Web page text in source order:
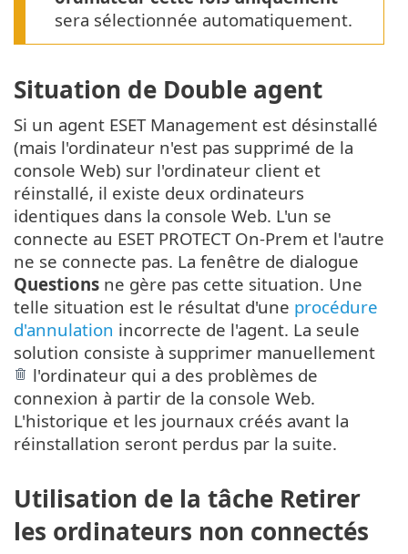
sera sélectionnée automatiquement.
Situation de Double agent
Si un agent ESET Management est désinstallé
(mais l'ordinateur n'est pas supprimé de la
console Web) sur l'ordinateur client et
réinstallé, il existe deux ordinateurs
identiques dans la console Web. L'un se
connecte au ESET PROTECT On-Prem et l'autre
ne se connecte pas. La fenêtre de dialogue
Questions ne gère pas cette situation. Une
telle situation est le résultat d'une procédure
d'annulation incorrecte de l'agent. La seule
solution consiste à supprimer manuellement
l'ordinateur qui a des problèmes de
connexion à partir de la console Web.
L'historique et les journaux créés avant la
réinstallation seront perdus par la suite.
Utilisation de la tâche Retirer
les ordinateurs non connectés